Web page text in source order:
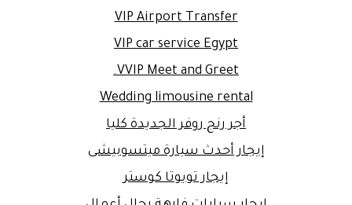
VIP Airport Transfer
VIP car service Egypt
VVIP Meet and Greet.
Wedding limousine rental
أجر رنج روفر الجديدة كليا
إيجار أحدث سيارة ميتسوبيشى
إيجار تويوتا كوستر